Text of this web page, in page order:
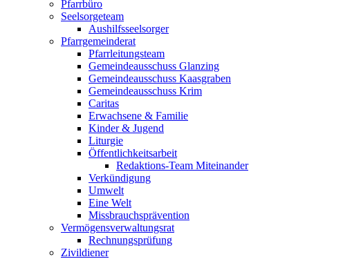
Pfarrbüro
Seelsorgeteam
Aushilfsseelsorger
Pfarrgemeinderat
Pfarrleitungsteam
Gemeindeausschuss Glanzing
Gemeindeausschuss Kaasgraben
Gemeindeausschuss Krim
Caritas
Erwachsene & Familie
Kinder & Jugend
Liturgie
Öffentlichkeitsarbeit
Redaktions-Team Miteinander
Verkündigung
Umwelt
Eine Welt
Missbrauchsprävention
Vermögensverwaltungsrat
Rechnungsprüfung
Zivildiener